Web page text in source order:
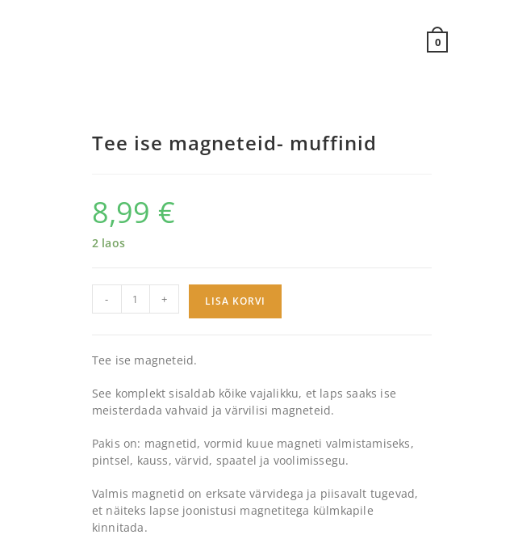
0
Tee ise magneteid- muffinid
8,99 €
2 laos
- + LISA KORVI
Tee ise magneteid.
See komplekt sisaldab kõike vajalikku, et laps saaks ise
meisterdada vahvaid ja värvilisi magneteid.
Pakis on: magnetid, vormid kuue magneti valmistamiseks,
pintsel, kauss, värvid, spaatel ja voolimissegu.
Valmis magnetid on erksate värvidega ja piisavalt tugevad,
et näiteks lapse joonistusi magnetitega külmkapile
kinnitada.